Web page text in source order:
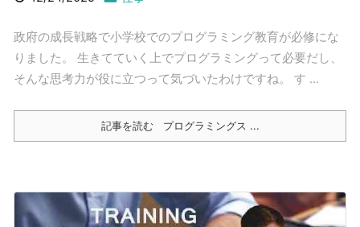
政府の成長戦略で小学校でのプログラミング教育が必修にな
りました。 生きてていく上でプログラミングって必要だし、
そんな思考力が役に立つって気づいたわけですね。 す ...
記事を読む プログラミングス ...